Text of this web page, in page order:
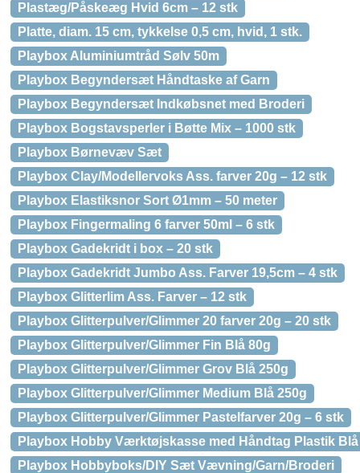
Plastæg/Påskeæg Hvid 6cm – 12 stk
Platte, diam. 15 cm, tykkelse 0,5 cm, hvid, 1 stk.
Playbox Aluminiumtråd Sølv 50m
Playbox Begyndersæt Håndtaske af Garn
Playbox Begyndersæt Indkøbsnet med Broderi
Playbox Bogstavsperler i Bøtte Mix – 1000 stk
Playbox Børnevæv Sæt
Playbox Clay/Modellervoks Ass. farver 20g – 12 stk
Playbox Elastiksnor Sort Ø1mm – 50 meter
Playbox Fingermaling 6 farver 50ml – 6 stk
Playbox Gadekridt i box – 20 stk
Playbox Gadekridt Jumbo Ass. Farver 19,5cm – 4 stk
Playbox Glitterlim Ass. Farver – 12 stk
Playbox Glitterpulver/Glimmer 20 farver 20g – 20 stk
Playbox Glitterpulver/Glimmer Fin Blå 80g
Playbox Glitterpulver/Glimmer Grov Blå 250g
Playbox Glitterpulver/Glimmer Medium Blå 250g
Playbox Glitterpulver/Glimmer Pastelfarver 20g – 6 stk
Playbox Hobby Værktøjskasse med Håndtag Plastik Blå
Playbox Hobbyboks/DIY Sæt Vævning/Garn/Broderi